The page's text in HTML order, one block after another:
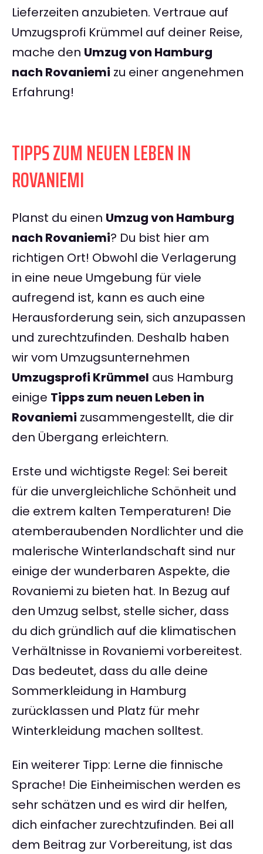
Lieferzeiten anzubieten. Vertraue auf
Umzugsprofi Krümmel auf deiner Reise,
mache den Umzug von Hamburg
nach Rovaniemi zu einer angenehmen
Erfahrung!
TIPPS ZUM NEUEN LEBEN IN
ROVANIEMI
Planst du einen Umzug von Hamburg
nach Rovaniemi? Du bist hier am
richtigen Ort! Obwohl die Verlagerung
in eine neue Umgebung für viele
aufregend ist, kann es auch eine
Herausforderung sein, sich anzupassen
und zurechtzufinden. Deshalb haben
wir vom Umzugsunternehmen
Umzugsprofi Krümmel aus Hamburg
einige Tipps zum neuen Leben in
Rovaniemi zusammengestellt, die dir
den Übergang erleichtern.
Erste und wichtigste Regel: Sei bereit
für die unvergleichliche Schönheit und
die extrem kalten Temperaturen! Die
atemberaubenden Nordlichter und die
malerische Winterlandschaft sind nur
einige der wunderbaren Aspekte, die
Rovaniemi zu bieten hat. In Bezug auf
den Umzug selbst, stelle sicher, dass
du dich gründlich auf die klimatischen
Verhältnisse in Rovaniemi vorbereitest.
Das bedeutet, dass du alle deine
Sommerkleidung in Hamburg
zurücklassen und Platz für mehr
Winterkleidung machen solltest.
Ein weiterer Tipp: Lerne die finnische
Sprache! Die Einheimischen werden es
sehr schätzen und es wird dir helfen,
dich einfacher zurechtzufinden. Bei all
dem Beitrag zur Vorbereitung, ist das